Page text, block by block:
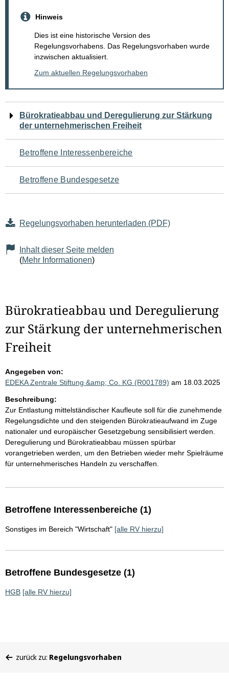
Hinweis
Dies ist eine historische Version des
Regelungsvorhabens. Das Regelungsvorhaben wurde
inzwischen aktualisiert.
Zum aktuellen Regelungsvorhaben
Navigation
für
den
Seiteninhalt
Bürokratieabbau und Deregulierung zur Stärkung
der unternehmerischen Freiheit
Betroffene Interessenbereiche
Betroffene Bundesgesetze
Regelungsvorhaben herunterladen (PDF)
Inhalt dieser Seite melden
(Mehr Informationen)
Bürokratieabbau und Deregulierung
zur Stärkung der unternehmerischen
Freiheit
Angegeben von:
EDEKA Zentrale Stiftung &amp; Co. KG (R001789) am 18.03.2025
Beschreibung:
Zur Entlastung mittelständischer Kaufleute soll für die zunehmende
Regelungsdichte und den steigenden Bürokratieaufwand im Zuge
nationaler und europäischer Gesetzgebung sensibilisiert werden.
Deregulierung und Bürokratieabbau müssen spürbar
vorangetrieben werden, um den Betrieben wieder mehr Spielräume
für unternehmerisches Handeln zu verschaffen.
Betroffene Interessenbereiche (1)
Sonstiges im Bereich "Wirtschaft" [alle RV hierzu]
Betroffene Bundesgesetze (1)
HGB [alle RV hierzu]
befinden
zurück zu: Regelungsvorhaben